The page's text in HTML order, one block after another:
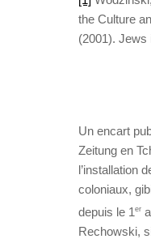
the Culture
(2001). Jews
Un encart
Zeitung en
l’installation
coloniaux,
depuis le 1 er
Rechowski,